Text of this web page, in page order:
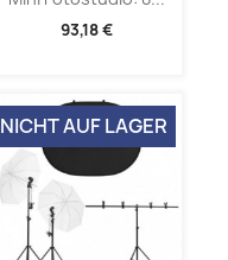
93,18 €
NICHT AUF LAGER